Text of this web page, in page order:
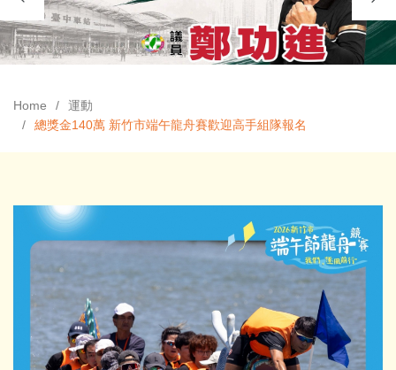
Home
運動
總獎金140萬 新竹市端午龍舟賽歡迎高手組隊報名